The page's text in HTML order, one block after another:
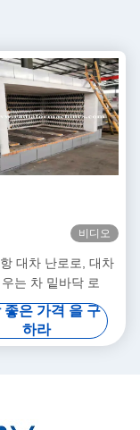
비디오
대차 난로로, 대차
는 차 밑바닥 로
좋은 가격 을 구
하라